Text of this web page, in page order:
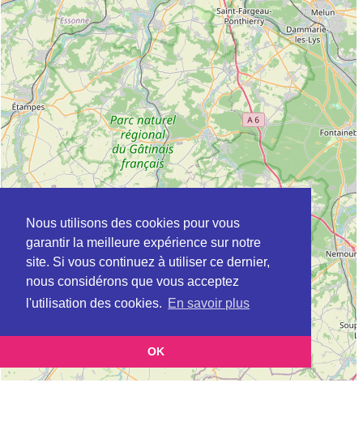
Nous utilisons des cookies pour vous
garantir la meilleure expérience sur notre
site. Si vous continuez à utiliser ce dernier,
nous considérons que vous acceptez
l'utilisation des cookies. En savoir plus
OK